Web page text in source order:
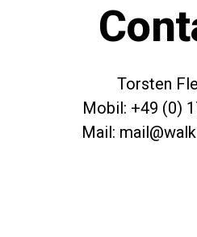
Torsten
Mobil: +49 (0)
Mail: